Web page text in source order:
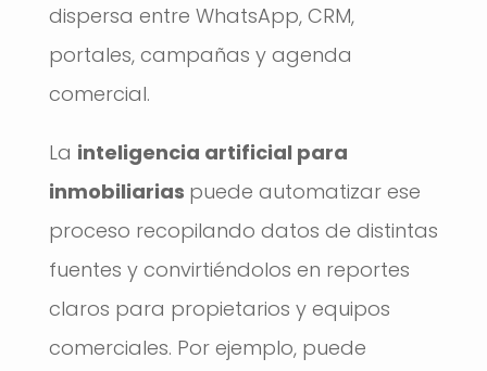
dispersa entre WhatsApp, CRM,
portales, campañas y agenda
comercial.
La inteligencia artificial para
inmobiliarias puede automatizar ese
proceso recopilando datos de distintas
fuentes y convirtiéndolos en reportes
claros para propietarios y equipos
comerciales. Por ejemplo, puede